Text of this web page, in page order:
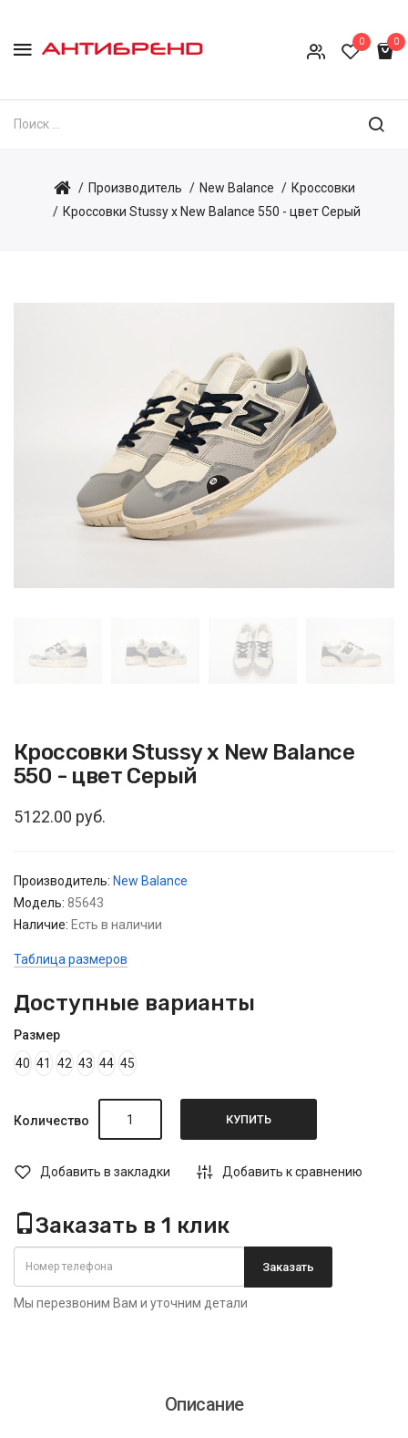
0 0
Производитель New Balance
Кроссовки
Кроссовки Stussy x New Balance 550 - цвет Серый
Кроссовки Stussy x New Balance
550 - цвет Серый
5122.00 руб.
Производитель: New Balance
Модель: 85643
Наличие: Есть в наличии
Таблица размеров
Доступные варианты
Размер
40 41 42 43 44 45
Количество КУПИТЬ
Добавить в закладки Добавить к сравнению
Заказать в 1 клик
Заказать
Мы перезвоним Вам и уточним детали
Описание